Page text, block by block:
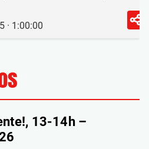
· 1:00:00
13-14h –